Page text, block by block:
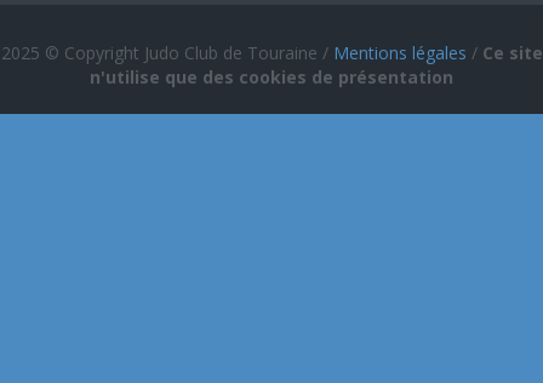
2025 © Copyright Judo Club de Touraine / Mentions légales / Ce site
n'utilise que des cookies de présentation